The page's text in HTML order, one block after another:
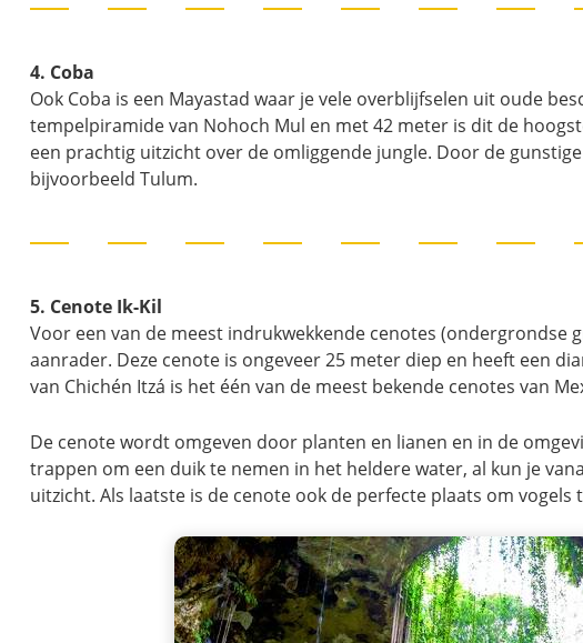
4. Coba
Ook Coba is een Mayastad waar je vele overblijfselen uit oude
tempelpiramide van Nohoch Mul en met 42 meter is dit de
een prachtig uitzicht over de omliggende jungle. Door de
bijvoorbeeld Tulum.
5. Cenote Ik-Kil
Voor een van de meest indrukwekkende cenotes (ondergrondse
aanrader. Deze cenote is ongeveer 25 meter diep en heeft een
van Chichén Itzá is het één van de meest bekende cenotes van
De cenote wordt omgeven door planten en lianen en in de
trappen om een duik te nemen in het heldere water, al kun je
uitzicht. Als laatste is de cenote ook de perfecte plaats om